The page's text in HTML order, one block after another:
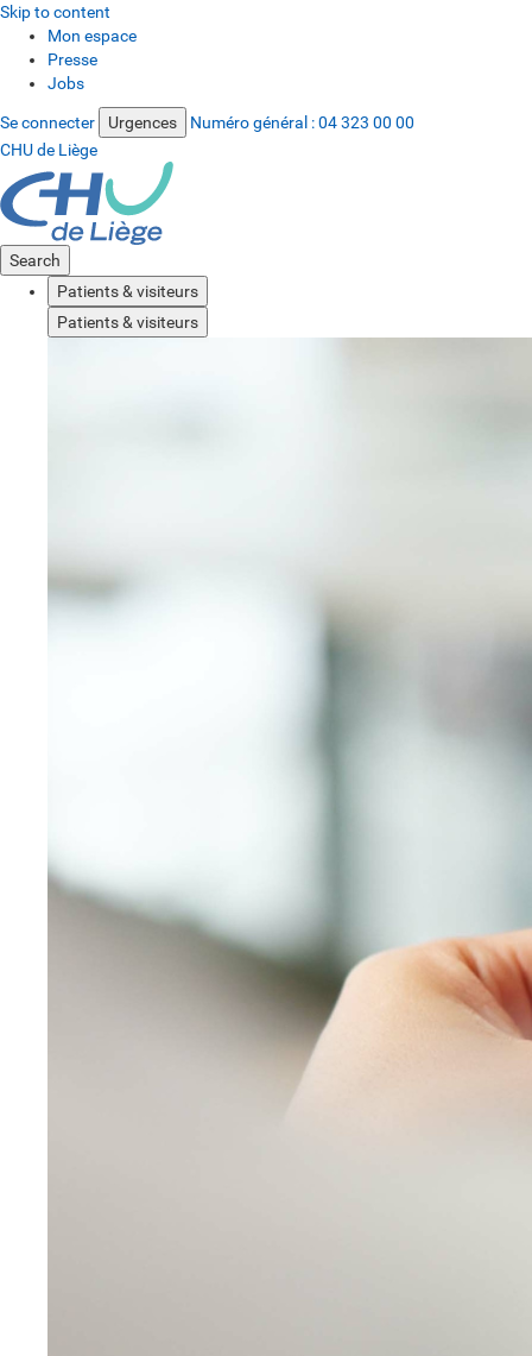
Skip to content
Mon espace
Presse
Jobs
Se connecter Urgences Numéro général :04 323 00 00
CHU de Liège
Search
Patients & visiteurs
Patients & visiteurs